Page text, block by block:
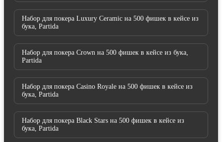
Набор для покера Luxury Ceramic на 500 фишек в кейсе из
бука, Partida
Набор для покера Crown на 500 фишек в кейсе из бука,
Partida
Набор для покера Casino Royale на 500 фишек в кейсе из
бука, Partida
Набор для покера Black Stars на 500 фишек в кейсе из
бука, Partida